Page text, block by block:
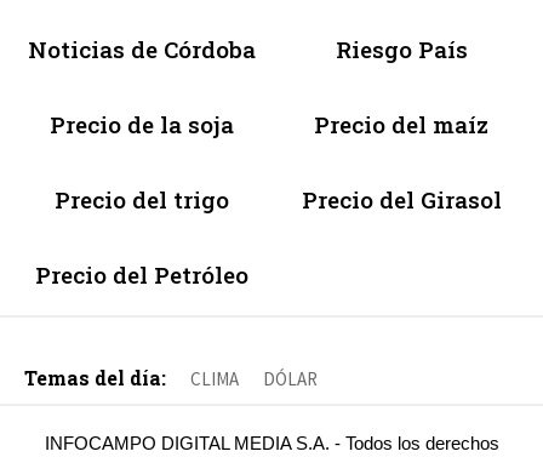
Noticias de Córdoba Riesgo País
Precio de la soja Precio del maíz
Precio del trigo Precio del Girasol
Precio del Petróleo
Temas del día: CLIMA DÓLAR
INFOCAMPO DIGITAL MEDIA S.A. - Todos los derechos